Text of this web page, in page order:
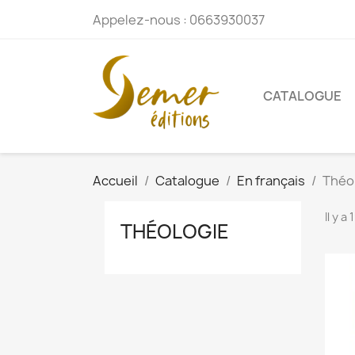
Appelez-nous : 0663930037
CATALOGUE
Accueil Catalogue En français
THÉOLOGIE
Il y a